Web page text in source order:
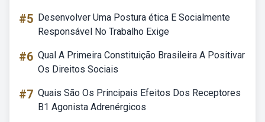
#5 Desenvolver Uma Postura ética E Socialmente
Responsável No Trabalho Exige
#6 Qual A Primeira Constituição Brasileira A Positivar
Os Direitos Sociais
#7 Quais São Os Principais Efeitos Dos Receptores
B1 Agonista Adrenérgicos